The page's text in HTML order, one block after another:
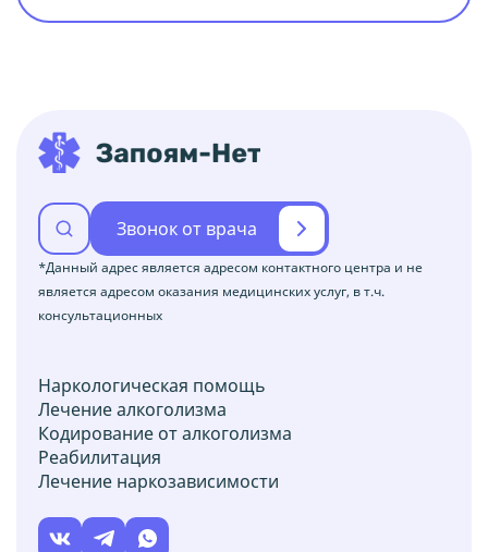
Наркологическая помощь
Лечение алкоголизма
Кодирование от алкоголизма
Реабилитация
Лечение наркозависимости
Звонок от врача
*Данный адрес является адресом контактного центра и не
является адресом оказания медицинских услуг, в т.ч.
консультационных